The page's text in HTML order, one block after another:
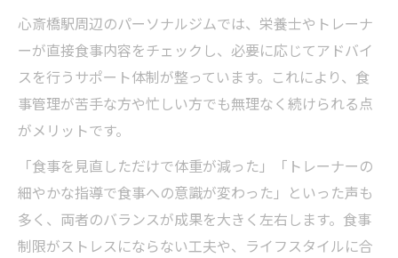
心斎橋駅周辺のパーソナルジムでは、栄養士やトレーナ
ーが直接食事内容をチェックし、必要に応じてアドバイ
スを行うサポート体制が整っています。これにより、食
事管理が苦手な方や忙しい方でも無理なく続けられる点
がメリットです。
「食事を見直しただけで体重が減った」「トレーナーの
細やかな指導で食事への意識が変わった」といった声も
多く、両者のバランスが成果を大きく左右します。食事
制限がストレスにならない工夫や、ライフスタイルに合